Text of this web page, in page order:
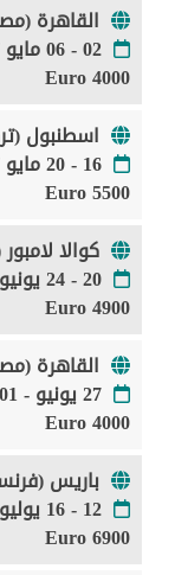
القاهرة
02 - 06 مايو 2027
4000 Euro
اسطنبول
16 - 20 مايو 2027
5500 Euro
كوالا لامبور
20 - 24 يونيو 2027
4900 Euro
القاهرة
27 يونيو - 01 يوليو 2027
4000 Euro
باريس
12 - 16 يوليو 2027
6900 Euro